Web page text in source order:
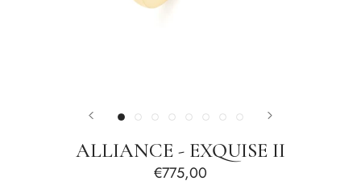
ALLIANCE - EXQUISE II
€775,00